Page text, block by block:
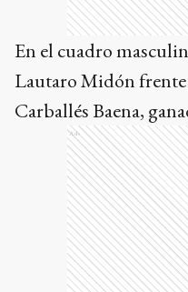
En el cuadro
Lautaro Midón
Carballés Baena,
Ads